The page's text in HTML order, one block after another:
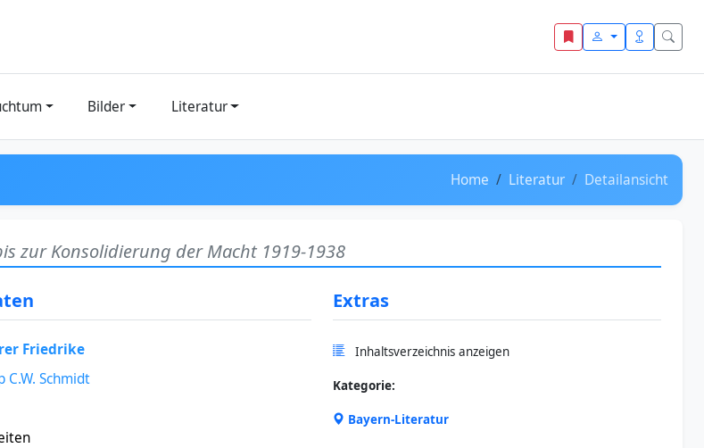
Bilder Literatur
Home Literatur Detailansicht
zur Konsolidierung der Macht 1919-1938
Friedrike
C.W. Schmidt
Extras
Inhaltsverzeichnis anzeigen
Kategorie:
Bayern-Literatur